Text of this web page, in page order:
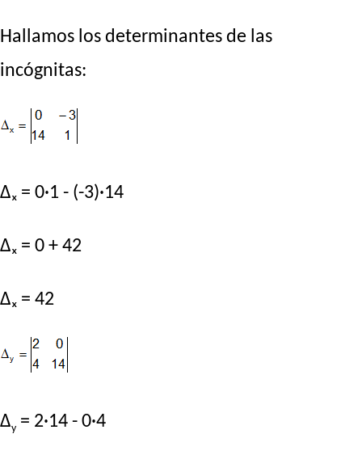
Hallamos los determinantes de las
incógnitas:
Δₓ = 0·1 - (-3)·14
Δₓ = 0 + 42
Δₓ = 42
Δy = 2·14 - 0·4